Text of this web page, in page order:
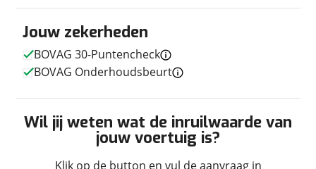
Vermogen
Afmetingen en gewicht
Breedte
2,08 m
5,99 m
Maximaal toelaatbaar
3.500 kg
Jouw zekerheden
BOVAG 30-Puntencheck
BOVAG Onderhoudsbeurt
Wil jij weten wat de inruilwaarde van
jouw voertuig is?
Klik op de button en vul de aanvraag in